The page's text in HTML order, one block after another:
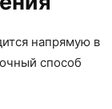
напрямую в
способ